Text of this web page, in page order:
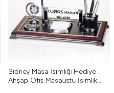
Sidney Masa İsimliği Hediye
Ahşap Ofis Masaüstü İsimlik